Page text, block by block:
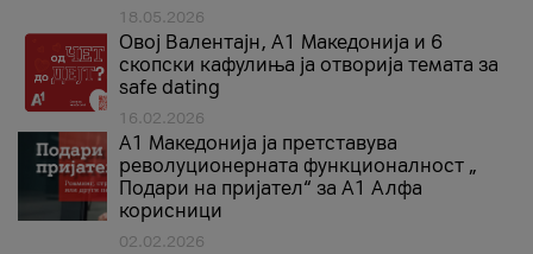
18.05.2026
Овој Валентајн, A1 Македонија и 6
скопски кафулиња ја отворија темата за
safe dating
16.02.2026
А1 Македонија ја претставува
револуционерната функционалност „
Подари на пријател“ за А1 Алфа
корисници
02.02.2026